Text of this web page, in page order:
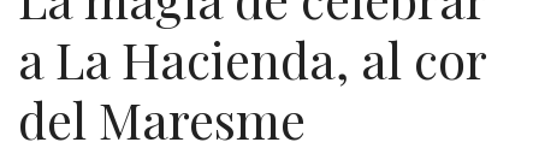
a La Hacienda, al cor
del Maresme